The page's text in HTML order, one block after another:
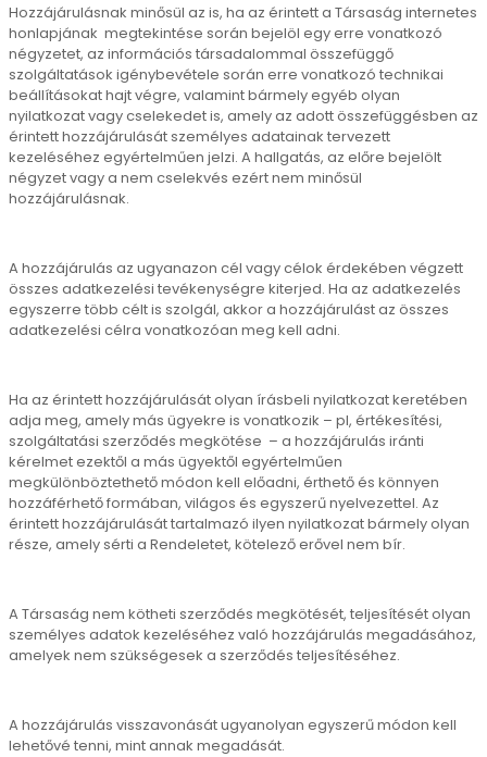
Hozzájárulásnak minősül az is, ha az érintett a Társaság internetes
honlapjának megtekintése során bejelöl egy erre vonatkozó
négyzetet, az információs társadalommal összefüggő
szolgáltatások igénybevétele során erre vonatkozó technikai
beállításokat hajt végre, valamint bármely egyéb olyan
nyilatkozat vagy cselekedet is, amely az adott összefüggésben az
érintett hozzájárulását személyes adatainak tervezett
kezeléséhez egyértelműen jelzi. A hallgatás, az előre bejelölt
négyzet vagy a nem cselekvés ezért nem minősül
hozzájárulásnak.
A hozzájárulás az ugyanazon cél vagy célok érdekében végzett
összes adatkezelési tevékenységre kiterjed. Ha az adatkezelés
egyszerre több célt is szolgál, akkor a hozzájárulást az összes
adatkezelési célra vonatkozóan meg kell adni.
Ha az érintett hozzájárulását olyan írásbeli nyilatkozat keretében
adja meg, amely más ügyekre is vonatkozik – pl, értékesítési,
szolgáltatási szerződés megkötése – a hozzájárulás iránti
kérelmet ezektől a más ügyektől egyértelműen
megkülönböztethető módon kell előadni, érthető és könnyen
hozzáférhető formában, világos és egyszerű nyelvezettel. Az
érintett hozzájárulását tartalmazó ilyen nyilatkozat bármely olyan
része, amely sérti a Rendeletet, kötelező erővel nem bír.
A Társaság nem kötheti szerződés megkötését, teljesítését olyan
személyes adatok kezeléséhez való hozzájárulás megadásához,
amelyek nem szükségesek a szerződés teljesítéséhez.
A hozzájárulás visszavonását ugyanolyan egyszerű módon kell
lehetővé tenni, mint annak megadását.